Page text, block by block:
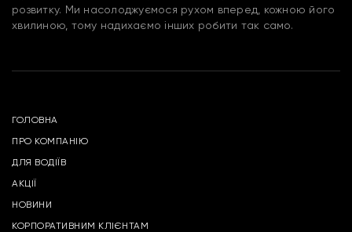
розвитку. Ми насолоджуємося рухом вперед, кожною його
хвилиною, тому надихаємо інших робити так само.
ГОЛОВНА
ПРО КОМПАНІЮ
ДЛЯ ВОДІЇВ
АКЦІЇ
НОВИНИ
КОРПОРАТИВНИМ КЛІЄНТАМ